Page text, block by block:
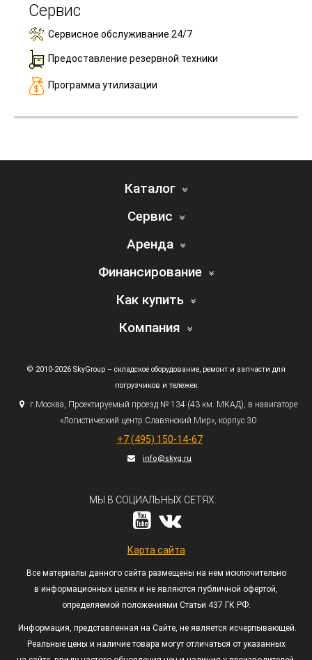
Сервис
Сервисное обслуживание 24/7
Предоставление резервной техники
Программа утилизации
Каталог
Сервис
Аренда
Финансирование
Как купить
Компания
© 2010-2026 SkyGroup – складское оборудование, ремонт и запчасти для
погрузчиков и тележек
г.Москва, Проектируемый проезд № 134 (43км. МКАД), в навигаторе
«Логистический центр Славянский Мир», корпус 30
+7 (495) 150-14-67
info@skyg.ru
МЫ В СОЦИАЛЬНЫХ СЕТЯХ:
Карта сайта
Все материалы данного сайта размещены на нем исключительно
в информационных целях и не являются публичной офертой,
определяемой положениями Статьи 437 ГК РФ.
Информация, представленная на Сайте, не является исчерпывающей.
Реальные цены и наличие товара могут отличаться от указанных